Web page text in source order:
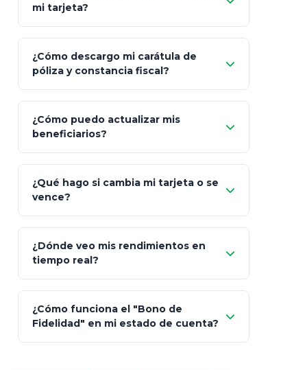
mi tarjeta?
¿Cómo descargo mi carátula de
póliza y constancia fiscal?
"Mis Pólizas" > "Documentos"
¿Cómo puedo actualizar mis
beneficiarios?
¿Qué hago si cambia mi tarjeta o se
vence?
"Link
de Cobro Seguro"
¿Dónde veo mis rendimientos en
tiempo real?
¿Cómo funciona el "Bono de
Fidelidad" en mi estado de cuenta?